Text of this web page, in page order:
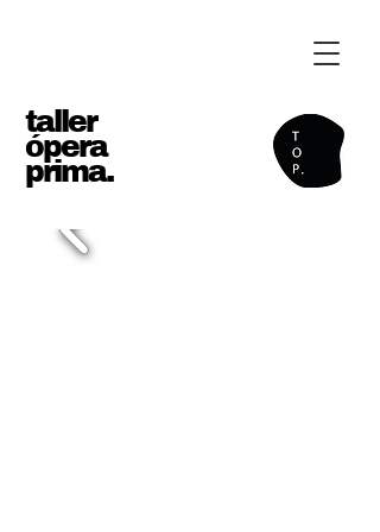
taller
ópera
prima.